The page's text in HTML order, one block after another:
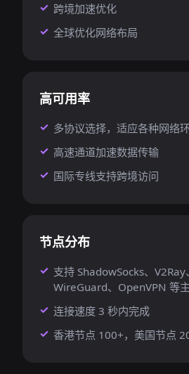
跨境加速优化
全球优化网络布局
高可用率
多协议选择，适应各种网络
高速通道加速数据传输
国际专线支持跨境访问
节点分布
支持 ShadowSocks、V2Ray
WireGuard、OpenVPN 等
连接速度 3 秒内完成
香港节点 100+，美国节点